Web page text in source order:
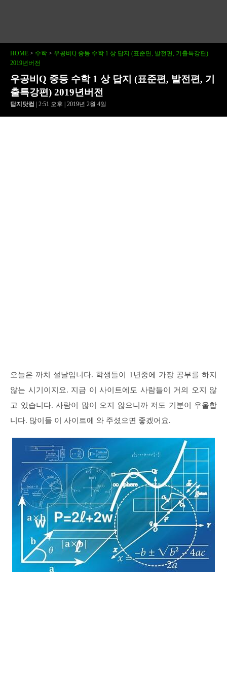
HOME > 수학 > 우공비Q 중등 수학 1 상 답지 (표준편, 발전편, 기출특강편)
2019년버전
우공비Q 중등 수학 1 상 답지 (표준편, 발전편, 기
출특강편) 2019년버전
답지닷컴 | 2:51 오후 | 2019년 2월 4일
오늘은 까치 설날입니다. 학생들이 1년중에 가장 공부를 하지
않는 시기이지요. 지금 이 사이트에도 사람들이 거의 오지 않
고 있습니다. 사람이 많이 오지 않으니까 저도 기분이 우울합
니다. 많이들 이 사이트에 와 주셨으면 좋겠어요.